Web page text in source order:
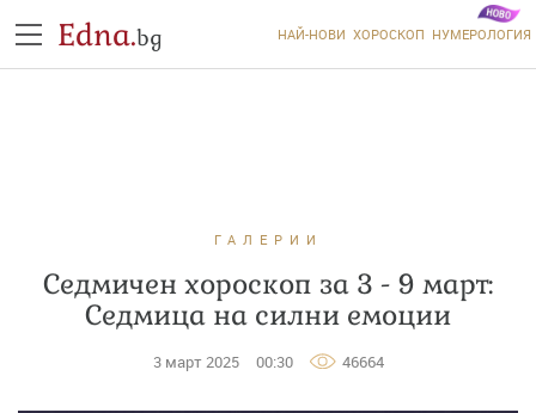
Edna.bg НАЙ-НОВИ ХОРОСКОП НУМЕРОЛОГИЯ
ГАЛЕРИИ
Седмичен хороскоп за 3 - 9 март:
Седмица на силни емоции
3 март 2025 00:30 46664